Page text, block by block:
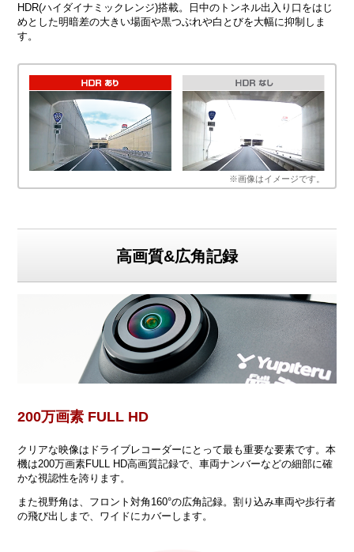
HDR(ハイダイナミックレンジ)搭載。日中のトンネル出入り口をはじ
めとした明暗差の大きい場面や黒つぶれや白とびを大幅に抑制しま
す。
※画像はイメージです。
高画質&広角記録
200万画素 FULL HD
クリアな映像はドライブレコーダーにとって最も重要な要素です。本
機は200万画素FULL HD高画質記録で、車両ナンバーなどの細部に確
かな視認性を誇ります。
また視野角は、フロント対角160°の広角記録。割り込み車両や歩行者
の飛び出しまで、ワイドにカバーします。